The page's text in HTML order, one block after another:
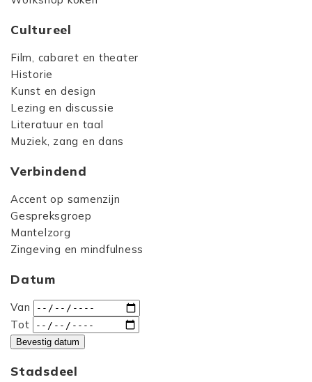
Cultureel
Film, cabaret en theater
Historie
Kunst en design
Lezing en discussie
Literatuur en taal
Muziek, zang en dans
Verbindend
Accent op samenzijn
Gespreksgroep
Mantelzorg
Zingeving en mindfulness
Datum
Van
Tot
Bevestig datum
Stadsdeel